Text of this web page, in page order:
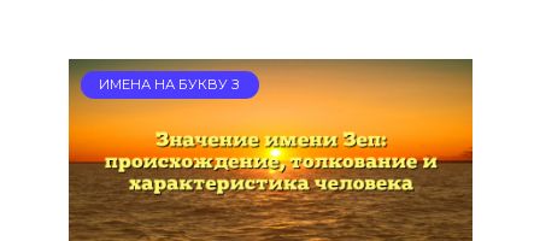
ИМЕНА НА БУКВУ З